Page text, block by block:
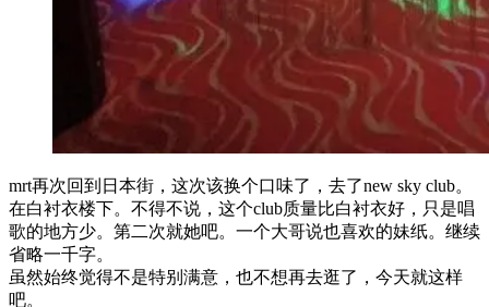
mrt再次回到日本街，这次该换个口味了，去了new sky club。
在白衬衣楼下。不得不说，这个club质量比白衬衣好，只是唱
歌的地方少。第二次就她吧。一个大哥说也喜欢的妹纸。继续
省略一千字。
虽然始终觉得不是特别满意，也不想再去逛了，今天就这样
吧。